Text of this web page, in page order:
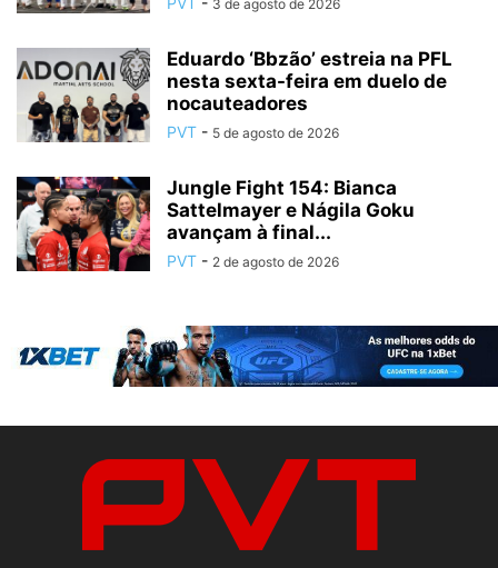
3 de agosto de 2026
Eduardo ‘Bbzão’ estreia na PFL
nesta sexta-feira em duelo de
nocauteadores
PVT - 5 de agosto de 2026
Jungle Fight 154: Bianca
Sattelmayer e Nágila Goku
avançam à final...
PVT - 2 de agosto de 2026